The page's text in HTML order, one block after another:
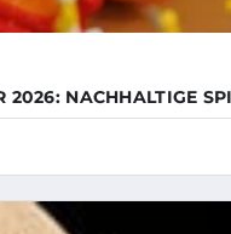
2026: NACHHALTIGE